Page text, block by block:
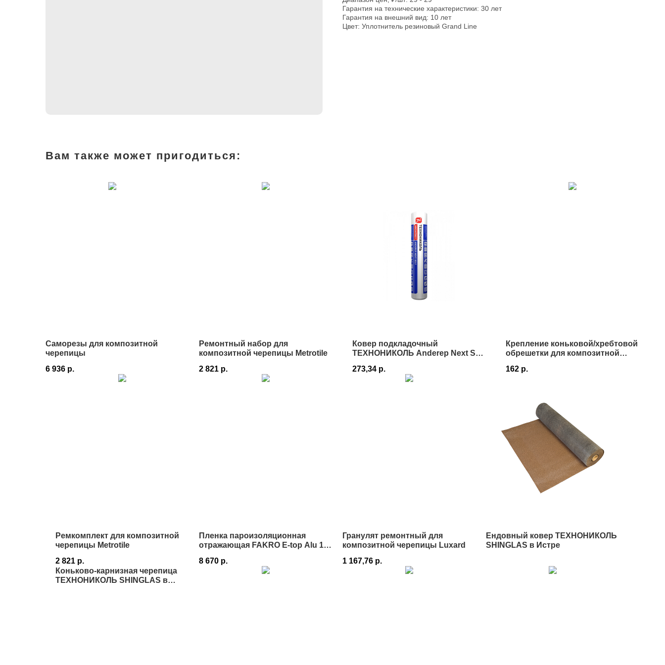
Гарантия на технические характеристики: 30 лет
Гарантия на внешний вид: 10 лет
Цвет: Уплотнитель резиновый Grand Line
Вам также может пригодиться:
Саморезы для композитной
черепицы
6 936 р.
Ремонтный набор для
композитной черепицы Metrotile
2 821 р.
Ковер подкладочный
ТЕХНОНИКОЛЬ Anderep Next Self
273,34 р.
Крепление коньковой/хребтовой
обрешетки для композитной
162 р.
Ремкомплект для композитной
черепицы Metrotile
2 821 р.
Пленка пароизоляционная
отражающая FAKRO E-top Alu 110
8 670 р.
Гранулят ремонтный для
композитной черепицы Luxard
1 167,76 р.
Ендовный ковер ТЕХНОНИКОЛЬ
SHINGLAS в Истре
Коньково-карнизная черепица
ТЕХНОНИКОЛЬ SHINGLAS в